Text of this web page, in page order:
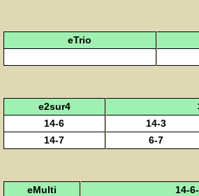
eTrio
e2sur4
14-6
14-3
14-7
6-7
eMulti
14-